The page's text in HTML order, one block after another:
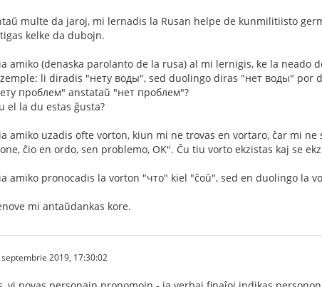
multe da jaroj, mi lernadis la Rusan helpe de kunmilitiisto
kelke da dubojn.
amiko (denaska parolanto de la rusa) al mi lernigis, ke la neado
li diradis "нету воды", sed duolingo diras "нет воды" por
проблем" anstataŭ "нет проблем"?
el la du estas ĝusta?
amiko uzadis ofte vorton, kiun mi ne trovas en vortaro, ĉar mi
ĉio en ordo, sen problemo, OK". Ĉu tiu vorto ekzistas kaj se
amiko pronocadis la vorton "что" kiel "ĉoŭ", sed en duolingo la
mi antaŭdankas kore.
septembrie 2019, 17:30:02